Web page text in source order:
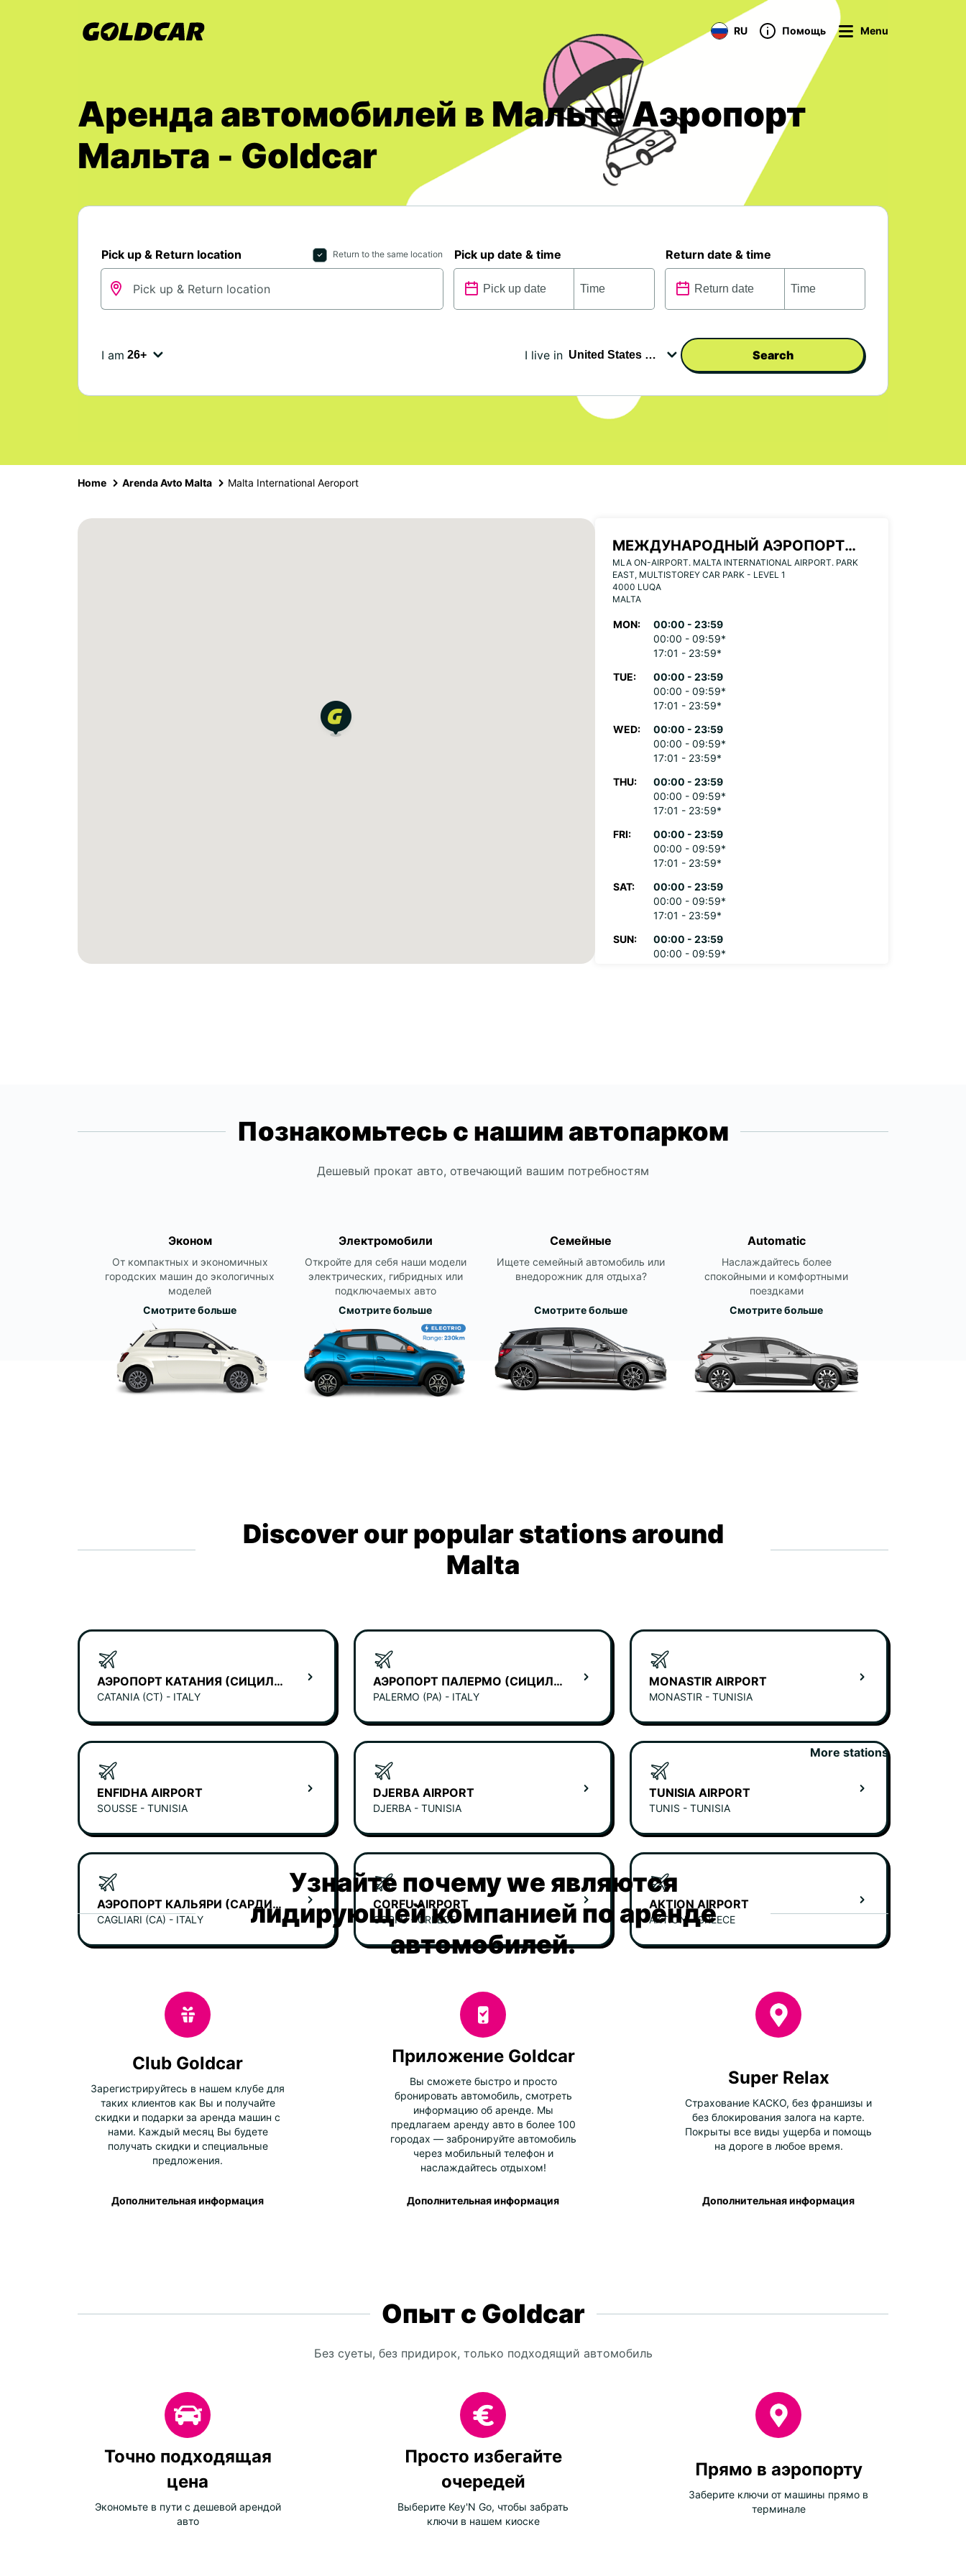
RU Помощь Menu
Аренда автомобилей в Мальте Аэропорт
Мальта - Goldcar
Pick up & Return location Return to the same location Pick up date & time Return date & time
I am I live in Search
Home Arenda Avto Malta Malta International Aeroport
МЕЖДУНАРОДНЫЙ АЭРОПОРТ
МАЛЬТЫ
MLA ON-AIRPORT. MALTA INTERNATIONAL AIRPORT. PARK
EAST, MULTISTOREY CAR PARK - LEVEL 1
4000 LUQA
MALTA
MON:
00:00 - 23:59
00:00 - 09:59*
17:01 - 23:59*
TUE:
00:00 - 23:59
00:00 - 09:59*
17:01 - 23:59*
WED:
00:00 - 23:59
00:00 - 09:59*
17:01 - 23:59*
THU:
00:00 - 23:59
00:00 - 09:59*
17:01 - 23:59*
FRI:
00:00 - 23:59
00:00 - 09:59*
17:01 - 23:59*
SAT:
00:00 - 23:59
00:00 - 09:59*
17:01 - 23:59*
SUN:
00:00 - 23:59
00:00 - 09:59*
Познакомьтесь с нашим автопарком
Дешевый прокат авто, отвечающий вашим потребностям
Эконом
От компактных и экономичных
городских машин до экологичных
моделей
Смотрите больше
Электромобили
Откройте для себя наши модели
электрических, гибридных или
подключаемых авто
Смотрите больше
Семейные
Ищете семейный автомобиль или
внедорожник для отдыха?
Смотрите больше
Automatic
Наслаждайтесь более
спокойными и комфортными
поездками
Смотрите больше
Discover our popular stations around
Malta
АЭРОПОРТ КАТАНИЯ (СИЦИЛИЯ)
CATANIA (CT) - ITALY
АЭРОПОРТ ПАЛЕРМО (СИЦИЛИЯ)
PALERMO (PA) - ITALY
MONASTIR AIRPORT
MONASTIR - TUNISIA
ENFIDHA AIRPORT
SOUSSE - TUNISIA
DJERBA AIRPORT
DJERBA - TUNISIA
TUNISIA AIRPORT
TUNIS - TUNISIA
АЭРОПОРТ КАЛЬЯРИ (САРДИНИЯ)
CAGLIARI (CA) - ITALY
CORFU AIRPORT
CORFU - GREECE
AKTION AIRPORT
AKTION - GREECE
More stations
Узнайте почему we являются
лидирующей компанией по аренде
автомобилей.
Club Goldcar
Зарегистрируйтесь в нашем клубе для
таких клиентов как Вы и получайте
скидки и подарки за аренда машин с
нами. Каждый месяц Вы будете
получать скидки и специальные
предложения.
Дополнительная информация
Приложение Goldcar
Вы сможете быстро и просто
бронировать автомобиль, смотреть
информацию об аренде. Мы
предлагаем аренду авто в более 100
городах — забронируйте автомобиль
через мобильный телефон и
наслаждайтесь отдыхом!
Дополнительная информация
Super Relax
Страхование КАСКО, без франшизы и
без блокирования залога на карте.
Покрыты все виды ущерба и помощь
на дороге в любое время.
Дополнительная информация
Опыт с Goldcar
Без суеты, без придирок, только подходящий автомобиль
Точно подходящая
цена
Экономьте в пути с дешевой арендой
авто
Просто избегайте
очередей
Выберите Key'N Go, чтобы забрать
ключи в нашем киоске
Прямо в аэропорту
Заберите ключи от машины прямо в
терминале